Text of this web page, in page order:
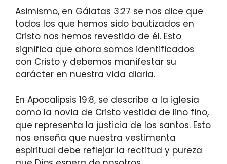
Asimismo, en Gálatas 3:27 se nos dice que
todos los que hemos sido bautizados en
Cristo nos hemos revestido de él. Esto
significa que ahora somos identificados
con Cristo y debemos manifestar su
carácter en nuestra vida diaria.
En Apocalipsis 19:8, se describe a la iglesia
como la novia de Cristo vestida de lino fino,
que representa la justicia de los santos. Esto
nos enseña que nuestra vestimenta
espiritual debe reflejar la rectitud y pureza